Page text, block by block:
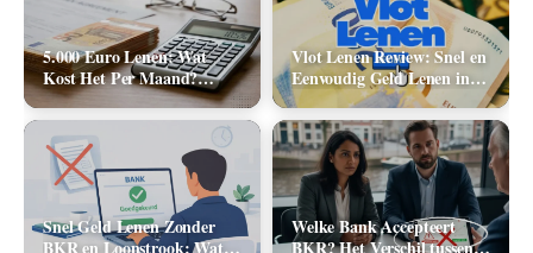
5.000 Euro Lenen: Wat
Kost Het Per Maand?
(Rente & Maandlasten
2026)
Vlot Lenen Review: Snel en
Eenvoudig Geld Lenen in
2026
Snel Geld Lenen Zonder
BKR en Loonstrook: Wat
Welke Bank Accepteert
BKR? Het Verschil tussen